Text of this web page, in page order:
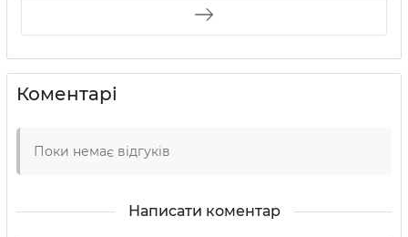
Коментарі
Поки немає відгуків
Написати коментар